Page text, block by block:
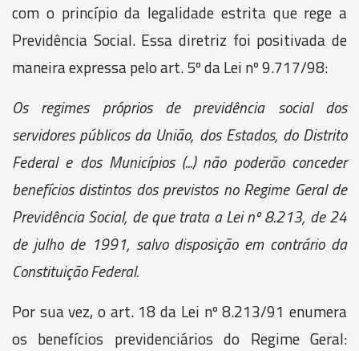
com o princípio da legalidade estrita que rege a
Previdência Social. Essa diretriz foi positivada de
maneira expressa pelo art. 5º da Lei nº 9.717/98:
Os regimes próprios de previdência social dos
servidores públicos da União, dos Estados, do Distrito
Federal e dos Municípios (...) não poderão conceder
benefícios distintos dos previstos no Regime Geral de
Previdência Social, de que trata a Lei nº 8.213, de 24
de julho de 1991, salvo disposição em contrário da
Constituição Federal.
Por sua vez, o art. 18 da Lei nº 8.213/91 enumera
os benefícios previdenciários do Regime Geral: